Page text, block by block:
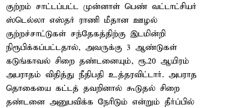
குற்றம் சாட்டப்பட்ட முன்னாள் பெண் வட்டாட்சியர்
ஸ்டெல்லா எஸ்தர் ராணி மீதான ஊழல்
குற்றச்சாட்டுகள் சந்தேகத்திற்கு இடமின்றி
நிரூபிக்கப்பட்டதால், அவருக்கு 3 ஆண்டுகள்
கடுங்காவல் சிறை தண்டனையும், ரூ.20 ஆயிரம்
அபராதம் விதித்து நீதிபதி உத்தரவிட்டார். அபராத
தொகையை கட்டத் தவறினால் கூடுதல் சிறை
தண்டனை அனுபவிக்க நேரிடும் என்றும் தீர்ப்பில்